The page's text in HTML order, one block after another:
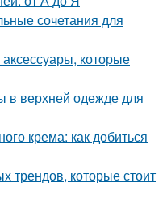
сочетания для
которые
в верхней одежде для
крема: как добиться
трендов, которые стоит